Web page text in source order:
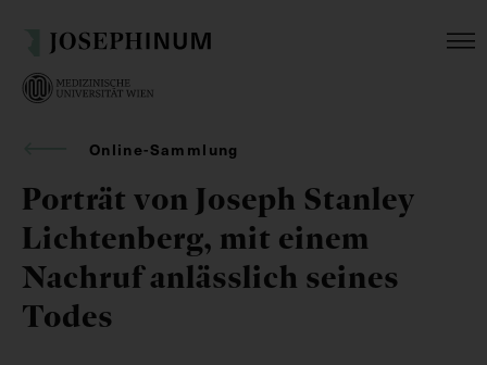
Online-Sammlung
Porträt von Joseph Stanley
Lichtenberg, mit einem
Nachruf anlässlich seines
Todes